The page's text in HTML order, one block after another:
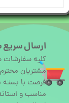
ارسال
کلیه سفارشات
مشتریان
فرصت با بسته
مناسب و